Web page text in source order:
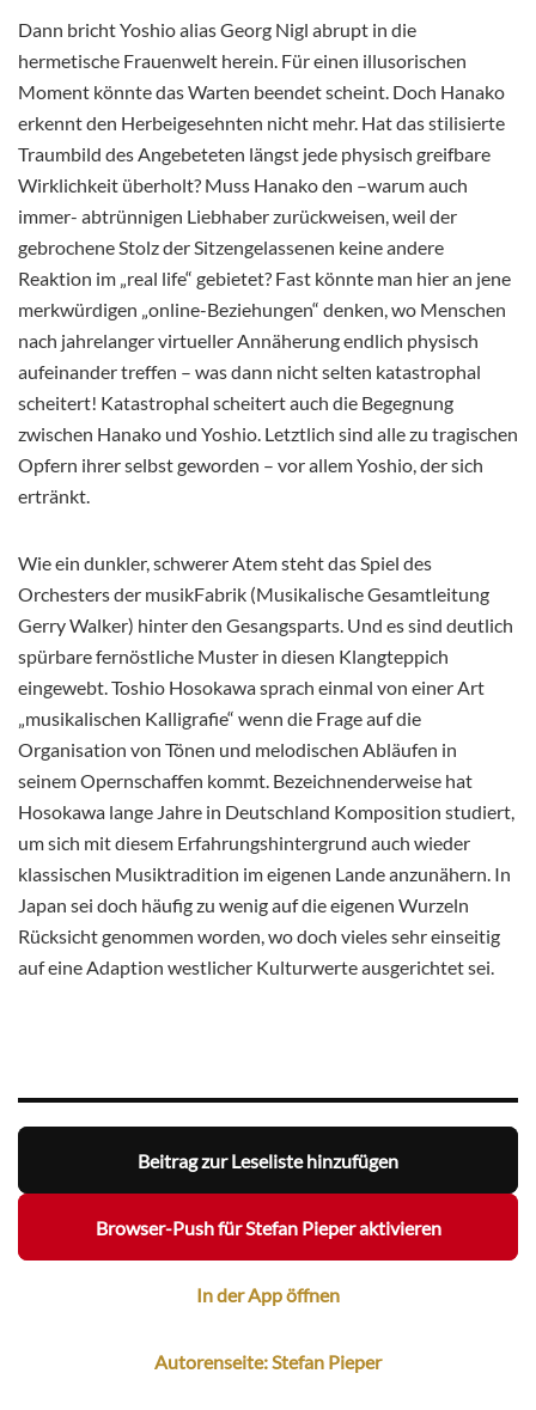
Dann bricht Yoshio alias Georg Nigl abrupt in die
hermetische Frauenwelt herein. Für einen illusorischen
Moment könnte das Warten beendet scheint. Doch Hanako
erkennt den Herbeigesehnten nicht mehr. Hat das stilisierte
Traumbild des Angebeteten längst jede physisch greifbare
Wirklichkeit überholt? Muss Hanako den –warum auch
immer- abtrünnigen Liebhaber zurückweisen, weil der
gebrochene Stolz der Sitzengelassenen keine andere
Reaktion im „real life“ gebietet? Fast könnte man hier an jene
merkwürdigen „online-Beziehungen“ denken, wo Menschen
nach jahrelanger virtueller Annäherung endlich physisch
aufeinander treffen – was dann nicht selten katastrophal
scheitert! Katastrophal scheitert auch die Begegnung
zwischen Hanako und Yoshio. Letztlich sind alle zu tragischen
Opfern ihrer selbst geworden – vor allem Yoshio, der sich
ertränkt.
Wie ein dunkler, schwerer Atem steht das Spiel des
Orchesters der musikFabrik (Musikalische Gesamtleitung
Gerry Walker) hinter den Gesangsparts. Und es sind deutlich
spürbare fernöstliche Muster in diesen Klangteppich
eingewebt. Toshio Hosokawa sprach einmal von einer Art
„musikalischen Kalligrafie“ wenn die Frage auf die
Organisation von Tönen und melodischen Abläufen in
seinem Opernschaffen kommt. Bezeichnenderweise hat
Hosokawa lange Jahre in Deutschland Komposition studiert,
um sich mit diesem Erfahrungshintergrund auch wieder
klassischen Musiktradition im eigenen Lande anzunähern. In
Japan sei doch häufig zu wenig auf die eigenen Wurzeln
Rücksicht genommen worden, wo doch vieles sehr einseitig
auf eine Adaption westlicher Kulturwerte ausgerichtet sei.
Beitrag zur Leseliste hinzufügen
Browser-Push für Stefan Pieper aktivieren
In der App öffnen
Autorenseite: Stefan Pieper